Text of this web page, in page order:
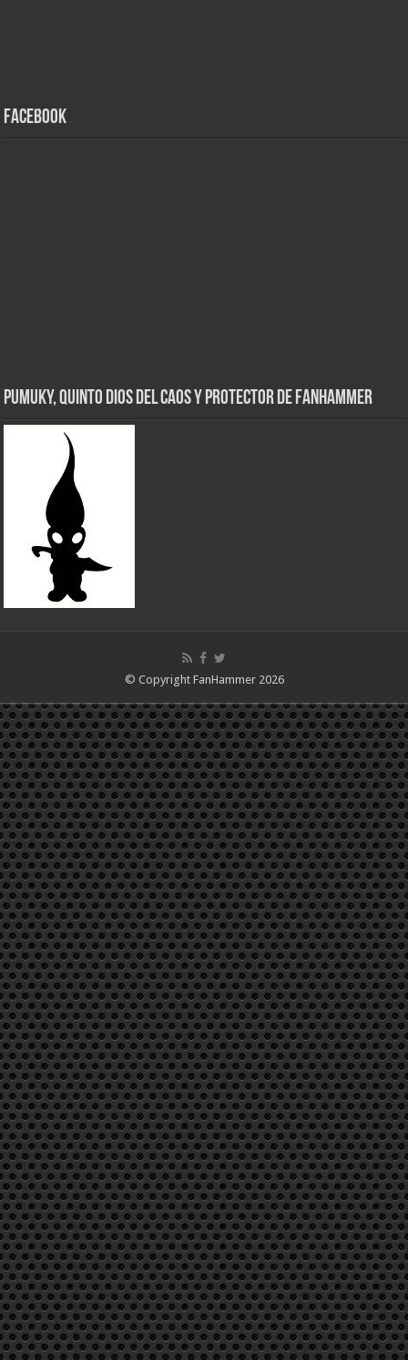
Facebook
Pumuky, Quinto Dios del Caos y Protector de FanHammer
© Copyright FanHammer 2026